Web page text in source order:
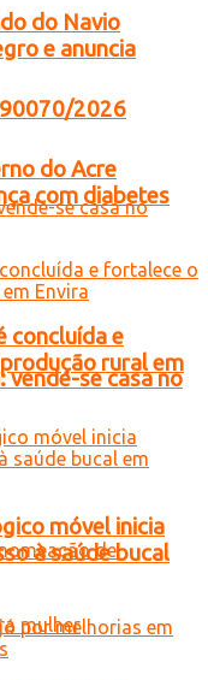
90070/2026
vende-se casa no
do Navio
e anuncia
do Acre
com diabetes
concluída e
rural em
móvel inicia
à saúde bucal